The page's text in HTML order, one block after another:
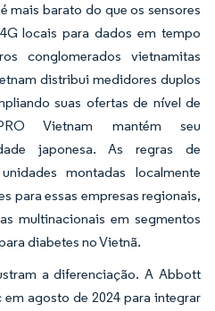
mais barato do que os sensores
locais para dados em tempo
conglomerados vietnamitas
distribui medidores duplos
suas ofertas de nível de
Vietnam mantém seu
japonesa. As regras de
montadas localmente
para essas empresas regionais,
multinacionais em segmentos
diabetes no Vietnã.
a diferenciação. A Abbott
agosto de 2024 para integrar